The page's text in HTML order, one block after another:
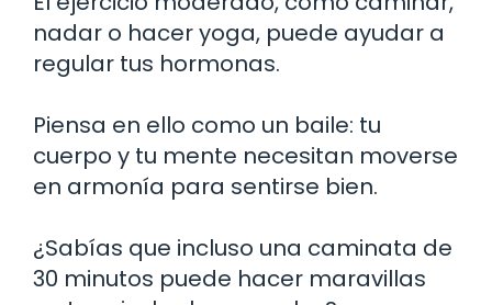
nadar o hacer yoga, puede ayudar a
regular tus hormonas.
Piensa en ello como un baile: tu
cuerpo y tu mente necesitan moverse
en armonía para sentirse bien.
¿Sabías que incluso una caminata de
30 minutos puede hacer maravillas